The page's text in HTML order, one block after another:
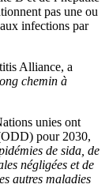
pas une ou
infections par
Alliance, a
chemin à
unies ont
pour 2030,
de sida, de
négligées et de
autres maladies